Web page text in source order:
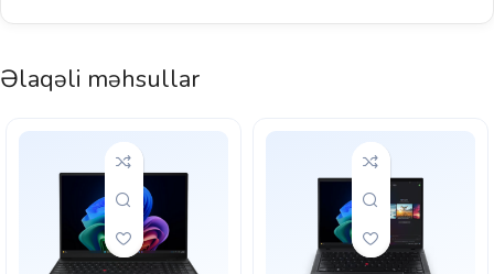
Əlaqəli məhsullar